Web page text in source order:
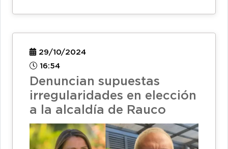
29/10/2024
16:54
Denuncian supuestas
irregularidades en elección
a la alcaldía de Rauco